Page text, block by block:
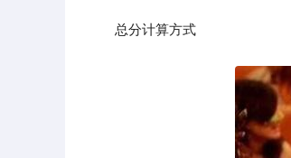
总分计算方式